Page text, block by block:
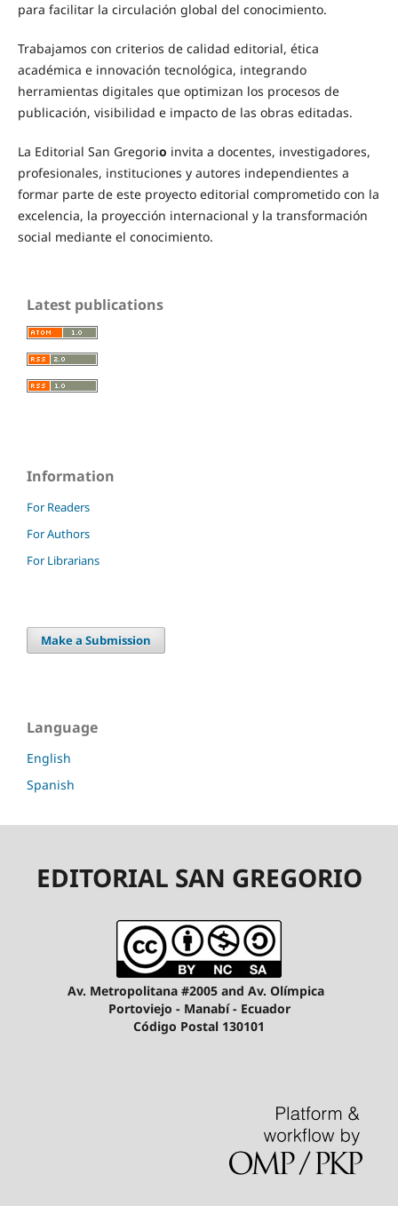
para facilitar la circulación global del conocimiento.
Trabajamos con criterios de calidad editorial, ética
académica e innovación tecnológica, integrando
herramientas digitales que optimizan los procesos de
publicación, visibilidad e impacto de las obras editadas.
La Editorial San Gregorio invita a docentes, investigadores,
profesionales, instituciones y autores independientes a
formar parte de este proyecto editorial comprometido con la
excelencia, la proyección internacional y la transformación
social mediante el conocimiento.
Latest publications
Information
For Readers
For Authors
For Librarians
Make a Submission
Language
English
Spanish
EDITORIAL SAN GREGORIO
Av. Metropolitana #2005 and Av. Olímpica
Portoviejo - Manabí - Ecuador
Código Postal 130101